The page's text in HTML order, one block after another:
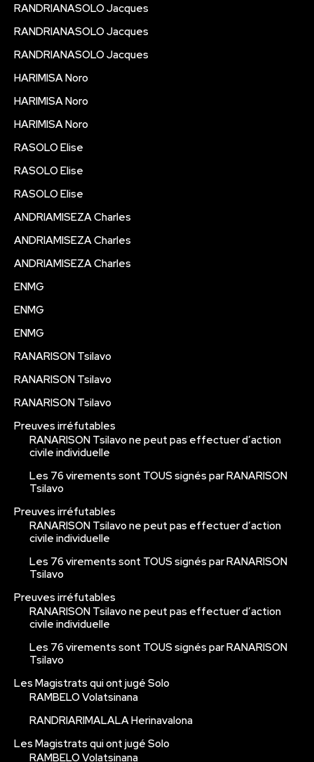
RANDRIANASOLO Jacques
RANDRIANASOLO Jacques
RANDRIANASOLO Jacques
HARIMISA Noro
HARIMISA Noro
HARIMISA Noro
RASOLO Elise
RASOLO Elise
RASOLO Elise
ANDRIAMISEZA Charles
ANDRIAMISEZA Charles
ANDRIAMISEZA Charles
ENMG
ENMG
ENMG
RANARISON Tsilavo
RANARISON Tsilavo
RANARISON Tsilavo
Preuves irréfutables
RANARISON Tsilavo ne peut pas effectuer d’action
civile individuelle
Les 76 virements sont TOUS signés par RANARISON
Tsilavo
Preuves irréfutables
RANARISON Tsilavo ne peut pas effectuer d’action
civile individuelle
Les 76 virements sont TOUS signés par RANARISON
Tsilavo
Preuves irréfutables
RANARISON Tsilavo ne peut pas effectuer d’action
civile individuelle
Les 76 virements sont TOUS signés par RANARISON
Tsilavo
Les Magistrats qui ont jugé Solo
RAMBELO Volatsinana
RANDRIARIMALALA Herinavalona
Les Magistrats qui ont jugé Solo
RAMBELO Volatsinana